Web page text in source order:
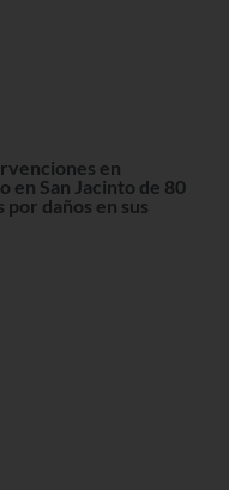
en
en San Jacinto de 80
daños en sus